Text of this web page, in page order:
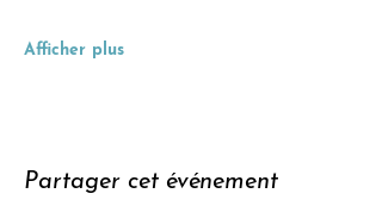
Afficher plus
Partager cet événement